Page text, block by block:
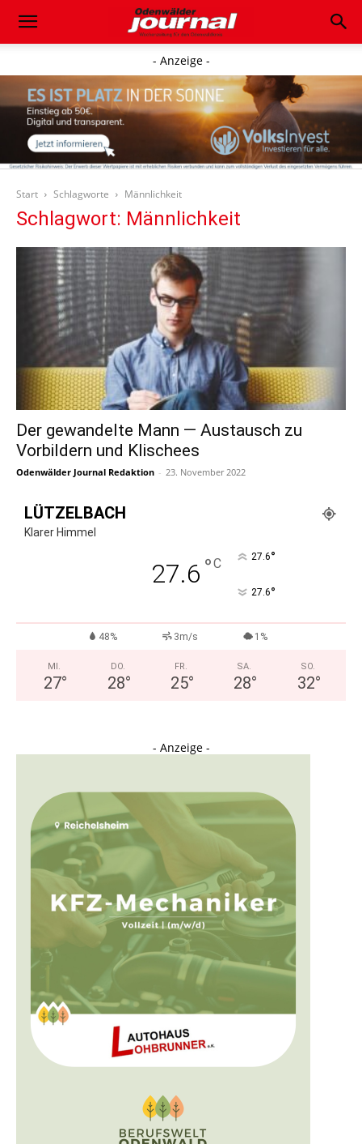
- Anzeige -
Start Schlagworte Männlichkeit
Schlagwort: Männlichkeit
Der gewandelte Mann — Austausch zu
Vorbildern und Klischees
Odenwälder Journal Redaktion - 23. November 2022
LÜTZELBACH
Klarer Himmel
27.6 °C 27.6°
27.6°
48% 3m/s 1%
MI.
27°
DO.
28°
FR.
25°
SA.
28°
SO.
32°
- Anzeige -